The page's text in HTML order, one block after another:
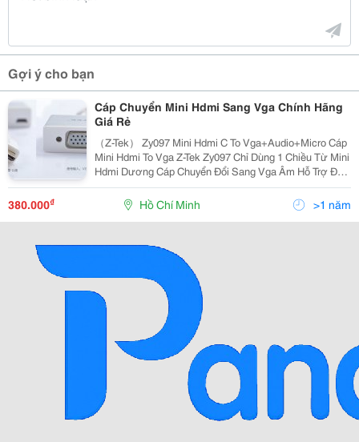
Gợi ý cho bạn
Cáp Chuyển Mini Hdmi Sang Vga Chính Hãng
Giá Rẻ
（Z-Tek） Zy097 Mini Hdmi C To Vga+Audio+Micro Cáp
Mini Hdmi To Vga Z-Tek Zy097 Chỉ Dùng 1 Chiều Từ Mini
Hdmi Dương Cáp Chuyển Đổi Sang Vga Âm Hỗ Trợ Đến
Độ Phân Giải 1080P - Chuyển Đổi Tín Hiệu Kỹ Thuật Số
380.000₫ Hồ Chí Minh >1 năm